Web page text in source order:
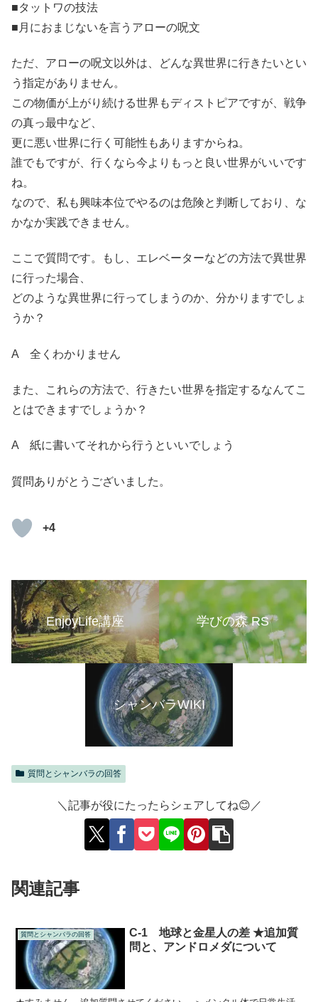
■タットワの技法
■月におまじないを言うアローの呪文
ただ、アローの呪文以外は、どんな異世界に行きたいとい
う指定がありません。
この物価が上がり続ける世界もディストピアですが、戦争
の真っ最中など、
更に悪い世界に行く可能性もありますからね。
誰でもですが、行くなら今よりもっと良い世界がいいです
ね。
なので、私も興味本位でやるのは危険と判断しており、な
かなか実践できません。
ここで質問です。もし、エレベーターなどの方法で異世界
に行った場合、
どのような異世界に行ってしまうのか、分かりますでしょ
うか？
A 全くわかりません
また、これらの方法で、行きたい世界を指定するなんてこ
とはできますでしょうか？
A 紙に書いてそれから行うといいでしょう
質問ありがとうございました。
+4
EnjoyLife講座 学びの森 RS
シャンバラWIKI
質問とシャンバラの回答
＼記事が役にたったらシェアしてね😊／
関連記事
質問とシャンバラの回答
C-1 地球と金星人の差 ★追加質
問と、アンドロメダについて